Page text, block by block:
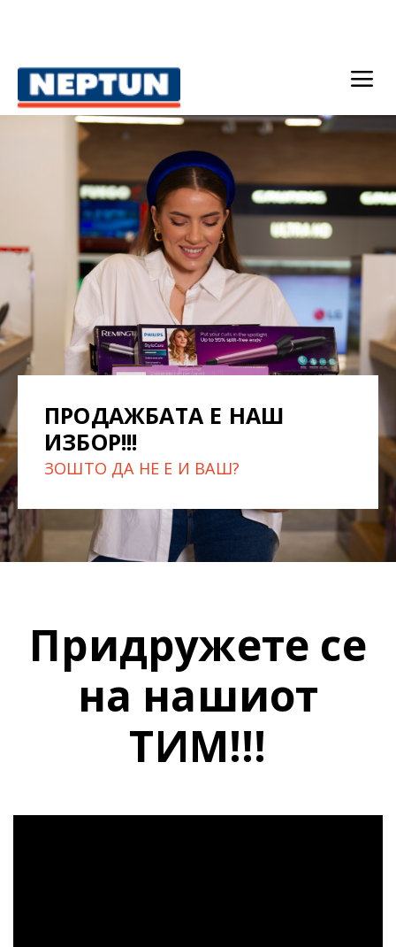
ПРОДАЖБАТА Е НАШ
ИЗБОР!!!
ЗОШТО ДА НЕ Е И ВАШ?
Придружете се
на нашиот
ТИМ!!!